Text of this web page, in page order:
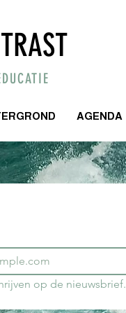
AGENDA
op de nieuwsbrief.